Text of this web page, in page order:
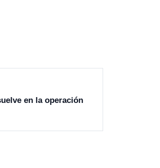
en la operación